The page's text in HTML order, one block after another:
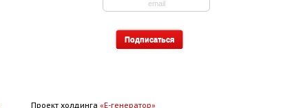
Проект холдинга«Е-генератор»